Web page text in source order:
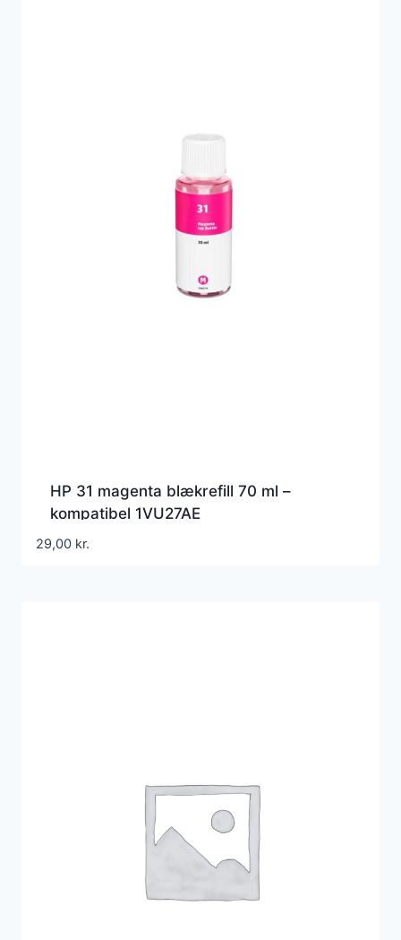
HP 31 magenta blækrefill 70 ml –
kompatibel 1VU27AE
29,00 kr.